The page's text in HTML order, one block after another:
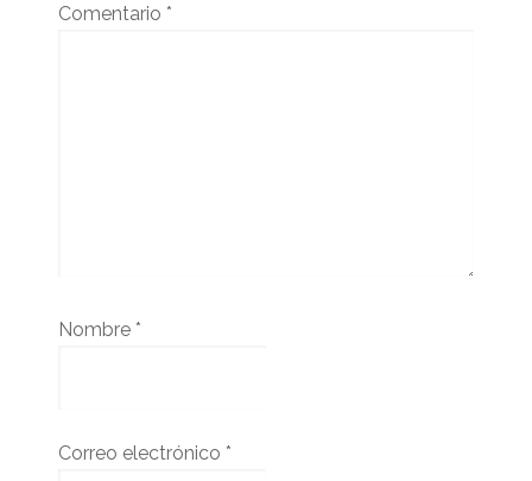
Comentario *
Nombre *
Correo electrónico *